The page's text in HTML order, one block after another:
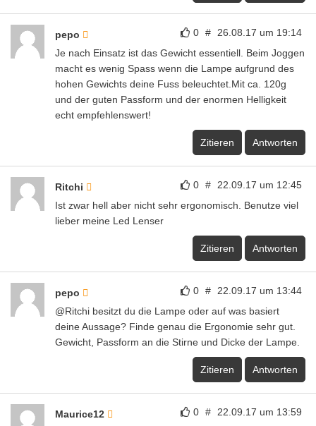
0 # 26.08.17 um 19:14
pepo
Je nach Einsatz ist das Gewicht essentiell. Beim Joggen
macht es wenig Spass wenn die Lampe aufgrund des
hohen Gewichts deine Fuss beleuchtet.Mit ca. 120g
und der guten Passform und der enormen Helligkeit
echt empfehlenswert!
Zitieren Antworten
0 # 22.09.17 um 12:45
Ritchi
Ist zwar hell aber nicht sehr ergonomisch. Benutze viel
lieber meine Led Lenser
Zitieren Antworten
0 # 22.09.17 um 13:44
pepo
@Ritchi besitzt du die Lampe oder auf was basiert
deine Aussage? Finde genau die Ergonomie sehr gut.
Gewicht, Passform an die Stirne und Dicke der Lampe.
Zitieren Antworten
0 # 22.09.17 um 13:59
Maurice12